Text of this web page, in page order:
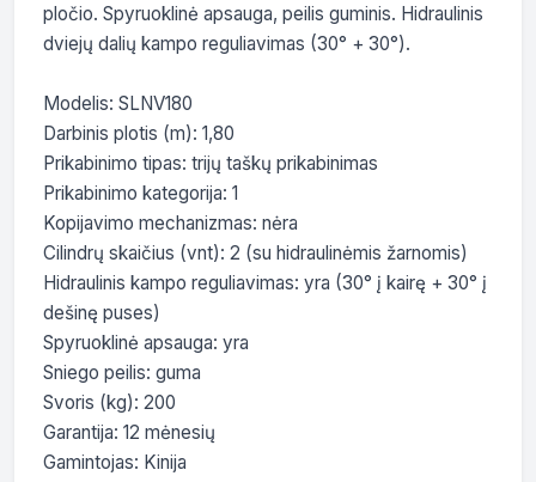
pločio. Spyruoklinė apsauga, peilis guminis. Hidraulinis
dviejų dalių kampo reguliavimas (30° + 30°).
Modelis: SLNV180
Darbinis plotis (m): 1,80
Prikabinimo tipas: trijų taškų prikabinimas
Prikabinimo kategorija: 1
Kopijavimo mechanizmas: nėra
Cilindrų skaičius (vnt): 2 (su hidraulinėmis žarnomis)
Hidraulinis kampo reguliavimas: yra (30° į kairę + 30° į
dešinę puses)
Spyruoklinė apsauga: yra
Sniego peilis: guma
Svoris (kg): 200
Garantija: 12 mėnesių
Gamintojas: Kinija